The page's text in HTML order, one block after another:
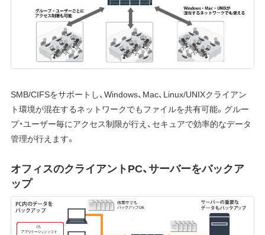
SMB/CIFSをサポートし、Windows、Mac、Linux/UNIXクライアン
ト環境が混在するネットワークでもファイルを共有可能。グルー
プ・ユーザー毎にアクセス制限が行え、セキュアで効率的なデータ
管理が行えます。
オフィスのクライアントPC、サーバーをバックア
ップ